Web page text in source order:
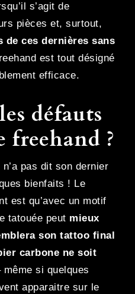
s’agit de
pièces et, surtout,
de ces dernières sans
est tout désigné
efficace.
défauts
freehand ?
pas dit son dernier
bienfaits ! Le
est qu’avec un motif
tatouée peut mieux
son tattoo final
carbone ne soit
même si quelques
apparaitre sur le